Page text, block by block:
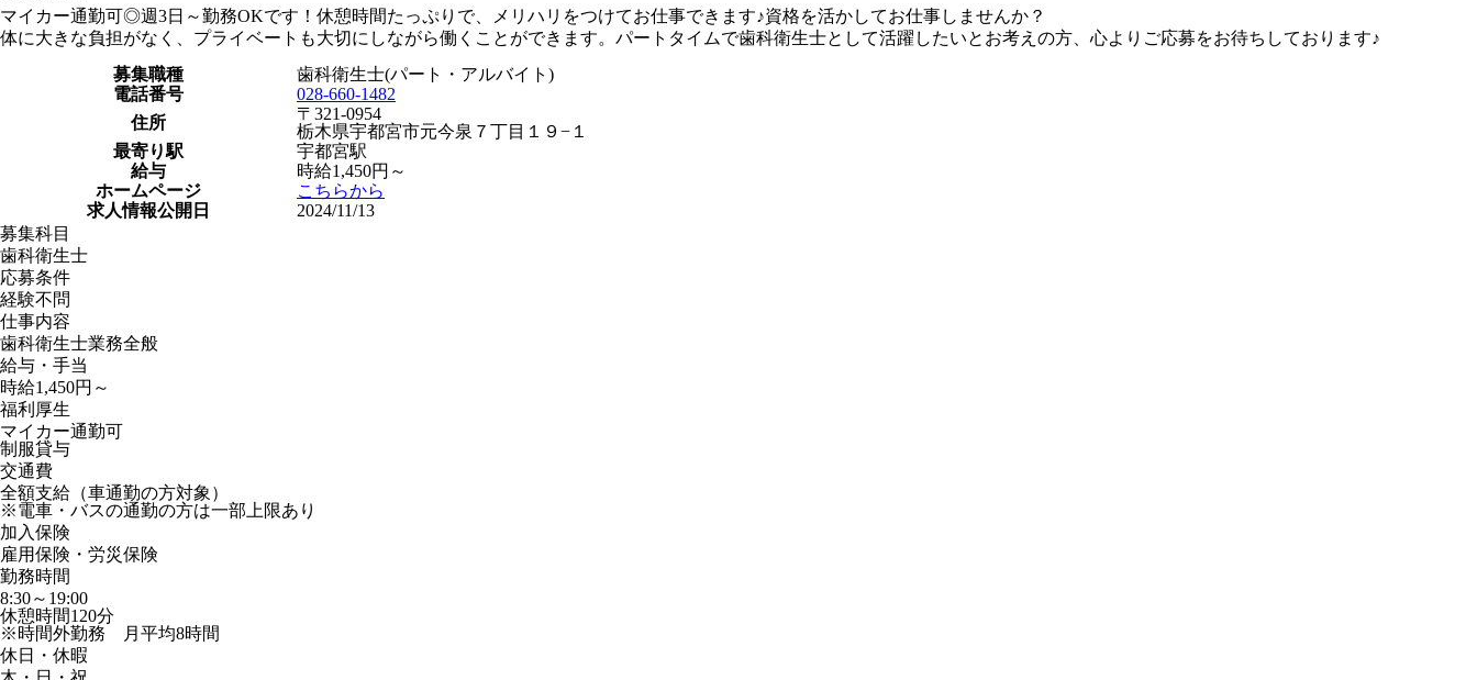
マイカー通勤可◎週3日～勤務OKです！休憩時間たっぷりで、メリハリをつけてお仕事できます♪資格を活かしてお仕事しませんか？
体に大きな負担がなく、プライベートも大切にしながら働くことができます。パートタイムで歯科衛生士として活躍したいとお考えの方、心よりご応募をお待ちしております♪
募集職種
歯科衛生士(パート・アルバイト)
電話番号
028-660-1482
住所
〒321-0954
栃木県宇都宮市元今泉７丁目１９−１
最寄り駅
宇都宮駅
給与
時給1,450円～
ホームページ
こちらから
求人情報公開日
2024/11/13
募集科目
歯科衛生士
応募条件
経験不問
仕事内容
歯科衛生士業務全般
給与・手当
時給1,450円～
福利厚生
マイカー通勤可
制服貸与
交通費
全額支給（車通勤の方対象）
※電車・バスの通勤の方は一部上限あり
加入保険
雇用保険・労災保険
勤務時間
8:30～19:00
休憩時間120分
※時間外勤務 月平均8時間
休日・休暇